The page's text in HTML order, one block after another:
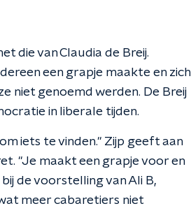
die van Claudia de Breij.
een grapje maakte en zich
niet genoemd werden. De Breij
in liberale tijden.
iets te vinden." Zijp geeft aan
"Je maakt een grapje voor en
de voorstelling van Ali B,
meer cabaretiers niet